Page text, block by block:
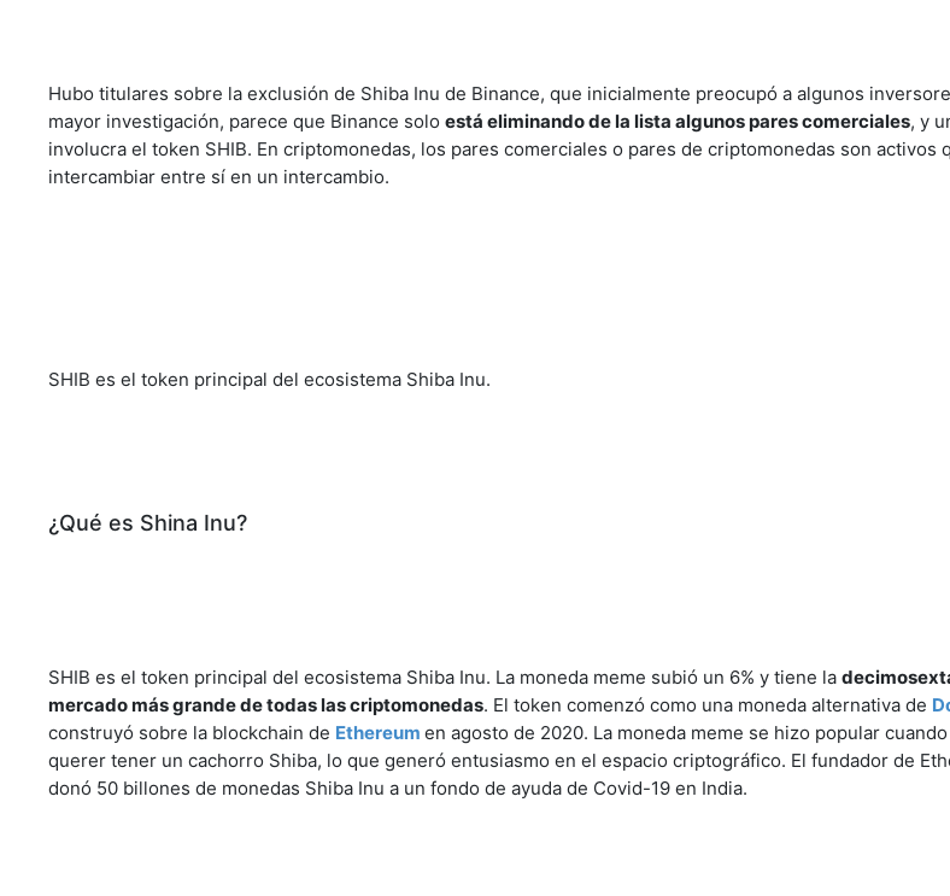
Hubo titulares sobre la exclusión de Shiba Inu de Binance, que inicialmente preocupó a algunos
mayor investigación, parece que Binance solo está eliminando de la lista algunos pares comerciales , y
involucra el token SHIB. En criptomonedas, los pares comerciales o pares de criptomonedas son activos
intercambiar entre sí en un intercambio.
SHIB es el token principal del ecosistema Shiba Inu.
¿Qué es Shina Inu?
SHIB es el token principal del ecosistema Shiba Inu. La moneda meme subió un 6% y tiene la
mercado más grande de todas las criptomonedas . El token comenzó como una moneda alternativa de
construyó sobre la blockchain de Ethereum en agosto de 2020. La moneda meme se hizo popular cuando
querer tener un cachorro Shiba, lo que generó entusiasmo en el espacio criptográfico. El fundador de
donó 50 billones de monedas Shiba Inu a un fondo de ayuda de Covid-19 en India.